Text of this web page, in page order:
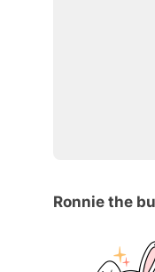
Ronnie the